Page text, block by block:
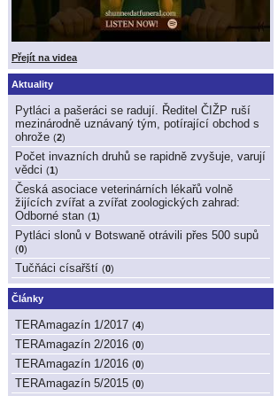
Přejít na videa
Aktuality
Pytláci a pašeráci se radují. Ředitel ČIŽP ruší
mezinárodně uznávaný tým, potírající obchod s
ohrože (2)
Počet invazních druhů se rapidně zvyšuje, varují
vědci (1)
Česká asociace veterinárních lékařů volně
žijících zvířat a zvířat zoologických zahrad:
Odborné stan (1)
Pytláci slonů v Botswaně otrávili přes 500 supů
(0)
Tučňáci císařští (0)
Články
TERAmagazín 1/2017 (4)
TERAmagazín 2/2016 (0)
TERAmagazín 1/2016 (0)
TERAmagazín 5/2015 (0)